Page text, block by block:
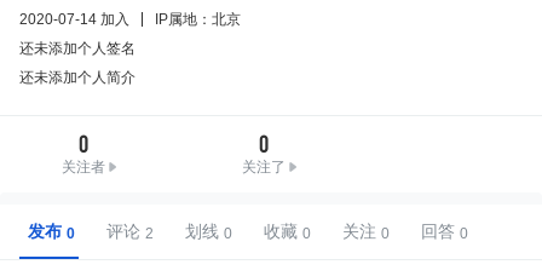
2020-07-14 加入
IP属地：北京
还未添加个人签名
还未添加个人简介
0
关注者
0
关注了
发布 评论 划线 收藏 关注 回答